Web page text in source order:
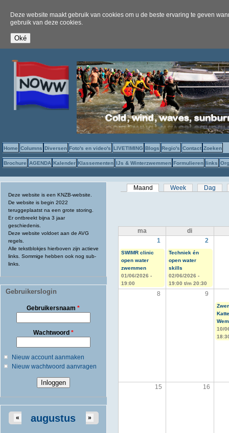
Deze website maakt gebruik van cookies om u de beste ervaring te geven
gebruik van deze cookies.
Home Columns Diversen Foto's en video's LIVETIMING Blogs Regio's Contact Zoeken
Brochure AGENDA Kalender Klassementen IJs & Winterzwemmen Formulieren links
Deze website is een KNZB-website.
De website is begin 2022
teruggeplaatst na een grote storing.
Er ontbreekt bijna 3 jaar
geschiedenis.
Deze website voldoet aan de AVG
regels.
Alle tekstblokjes hierboven zijn actieve
links. Sommige hebben ook nog sub-
links.
Gebruikerslogin
Gebruikersnaam*
Wachtwoord *
Nieuw account aanmaken
Nieuw wachtwoord aanvragen
augustus
« »
Primaire tabs
Maand (actieve tabblad)
Week Dag
ma
di
1
2
SWIMR clinic
open water
zwemmen
01/06/2026 -
19:00
Techniek én
open water
skills
02/06/2026 -
19:00 t/m 20:30
8 9
10/
15 16